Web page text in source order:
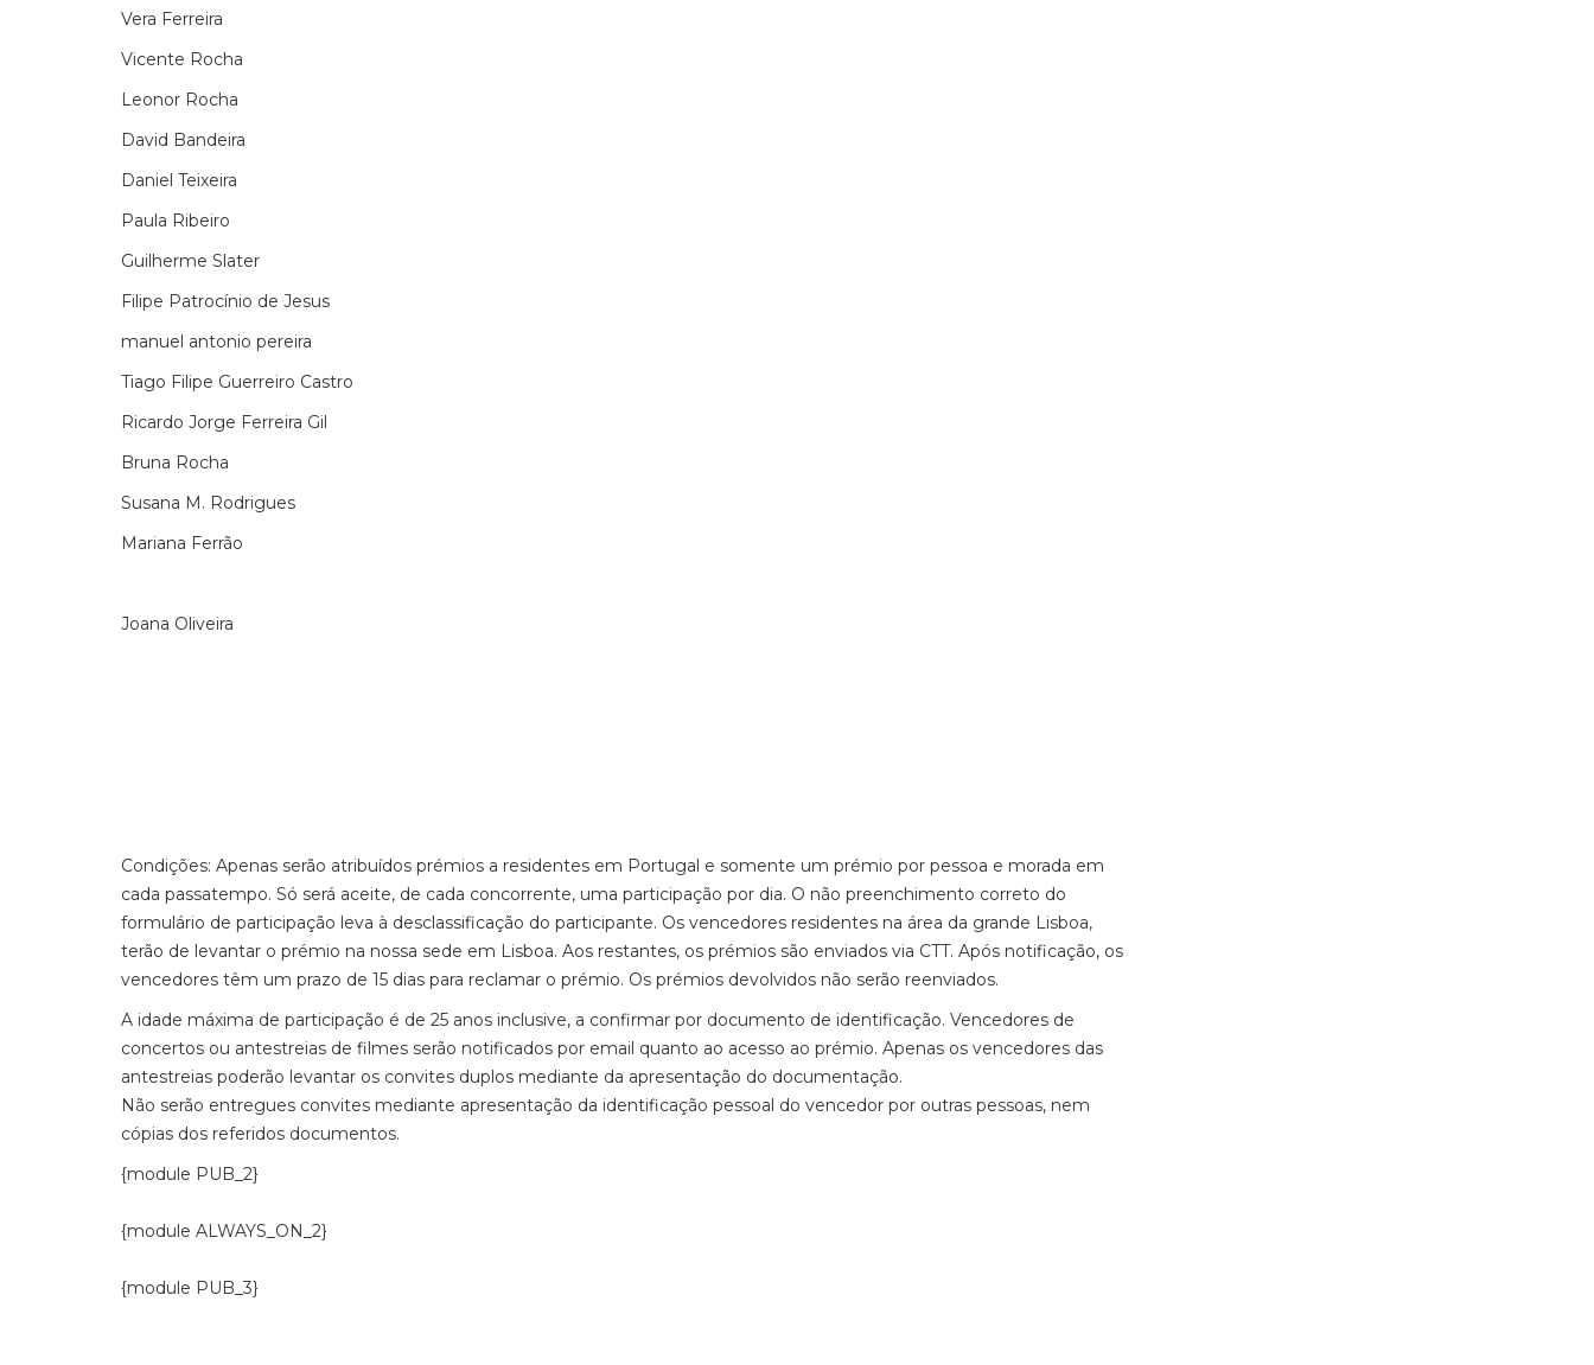
Vera Ferreira
Vicente Rocha
Leonor Rocha
David Bandeira
Daniel Teixeira
Paula Ribeiro
Guilherme Slater
Filipe Patrocínio de Jesus
manuel antonio pereira
Tiago Filipe Guerreiro Castro
Ricardo Jorge Ferreira Gil
Bruna Rocha
Susana M. Rodrigues
Mariana Ferrão
Joana Oliveira
Condições: Apenas serão atribuídos prémios a residentes em Portugal e somente um prémio por pessoa e morada em
cada passatempo. Só será aceite, de cada concorrente, uma participação por dia. O não preenchimento correto do
formulário de participação leva à desclassificação do participante. Os vencedores residentes na área da grande Lisboa,
terão de levantar o prémio na nossa sede em Lisboa. Aos restantes, os prémios são enviados via CTT. Após notificação, os
vencedores têm um prazo de 15 dias para reclamar o prémio. Os prémios devolvidos não serão reenviados.
A idade máxima de participação é de 25 anos inclusive, a confirmar por documento de identificação. Vencedores de
concertos ou antestreias de filmes serão notificados por email quanto ao acesso ao prémio. Apenas os vencedores das
antestreias poderão levantar os convites duplos mediante da apresentação do documentação.
Não serão entregues convites mediante apresentação da identificação pessoal do vencedor por outras pessoas, nem
cópias dos referidos documentos.
{module PUB_2}
{module ALWAYS_ON_2}
{module PUB_3}